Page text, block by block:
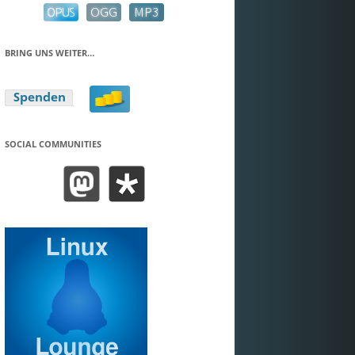
BRING UNS WEITER…
SOCIAL COMMUNITIES